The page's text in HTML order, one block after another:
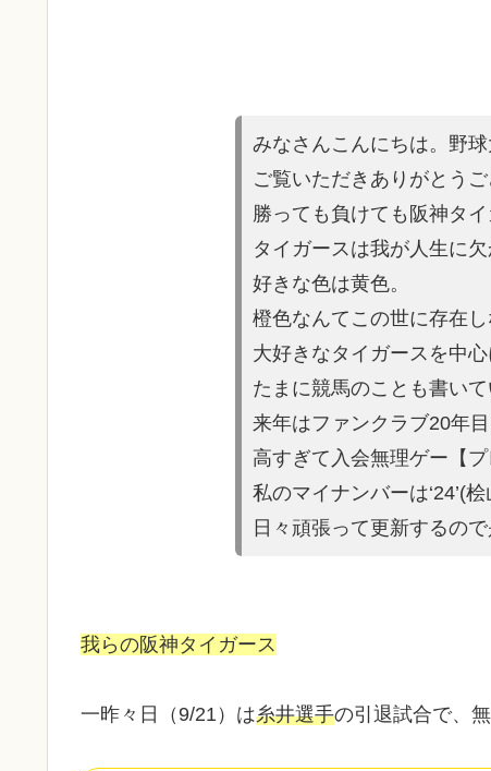
みなさんこんにちは。野球
ご覧いただきあり がとうご
勝っても負けても阪神タ
タイガースは我が人生に欠
好きな色は黄色。
橙色なんてこの世に存在
大好きなタイガースを中
たまに競馬のことも書いて
来年はファンクラブ20年目
高すぎて入会無理ゲー【プ
私のマイナンバーは‘24’(
日々頑張って更新するの
我らの阪神タイガース
一昨々日（9/21）は糸井選手の引退試合で、